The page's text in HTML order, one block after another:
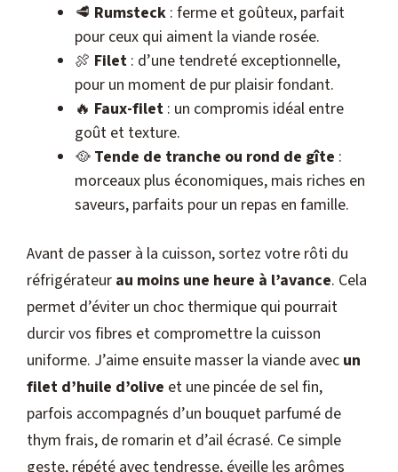
🥩 Rumsteck : ferme et goûteux, parfait
pour ceux qui aiment la viande rosée.
🍖 Filet : d’une tendreté exceptionnelle,
pour un moment de pur plaisir fondant.
🔥 Faux-filet : un compromis idéal entre
goût et texture.
🥘 Tende de tranche ou rond de gîte :
morceaux plus économiques, mais riches en
saveurs, parfaits pour un repas en famille.
Avant de passer à la cuisson, sortez votre rôti du
réfrigérateur au moins une heure à l’avance. Cela
permet d’éviter un choc thermique qui pourrait
durcir vos fibres et compromettre la cuisson
uniforme. J’aime ensuite masser la viande avec un
filet d’huile d’olive et une pincée de sel fin,
parfois accompagnés d’un bouquet parfumé de
thym frais, de romarin et d’ail écrasé. Ce simple
geste, répété avec tendresse, éveille les arômes